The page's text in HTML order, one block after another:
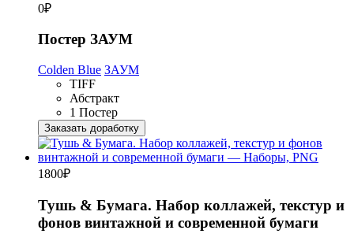
0₽
Постер ЗАУМ
Colden Blue ЗАУМ
TIFF
Абстракт
1 Постер
Заказать доработку
1800₽
Тушь & Бумага. Набор коллажей, текстур и
фонов винтажной и современной бумаги